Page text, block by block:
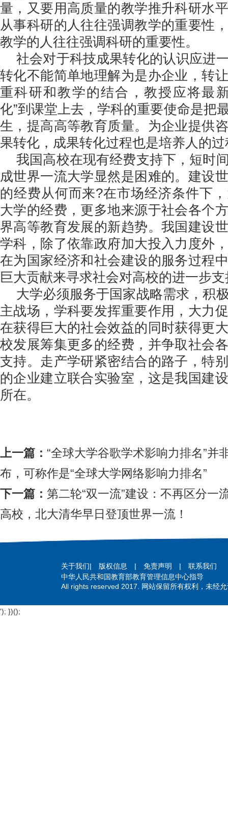
量，又要用高质量的教学推升科研水
从事科研的人往往强调教学的重要性
教学的人往往强调科研的重要性。
社会对于科技成果转化的认识应进
转化不能简单地理解为是办企业，转
重科研和教学的结合，教授应将最
化”到课堂上去，学科的重要使命是把
生，提高高等教育质量。为企业提供
果转化，成果转化过程也是培养人的
我国高校在现有经费支持下，短时
成世界一流大学显然是困难的。建设
的经费从何而来?在市场经济条件下
大学的经费，更多地来源于社会各个
界高等教育发展的新趋势。我国建设
学科，除了依靠政府加大投入力度外
在为国家经济和社会建设的服务过程
巨大贡献来寻求社会对高校的进一步
大学必须服务于国家战略需求，积
主战场，学科要发挥重要作用，大力
在获得巨大的社会效益的同时获得更
校发展筹集更多的经费，并争取社会
支持。走产学研紧密结合的路子，特
的企业建立联合实验室，这是我国建
所在。
上一篇： “全球大学谷歌学术影响力排名”并
布，可称作是“全球大学网络影响力排名”
下一篇： 第二轮“双一流”建设：不再区分一
高校，北大清华早日登顶世界一流！
关于我们| 版权信息 | 免责声明 | 联系我们
中华人民共和国教育部教育管理信息中心指导
All rights reserved 2017. 网站保留所有权利，未经
'); })();